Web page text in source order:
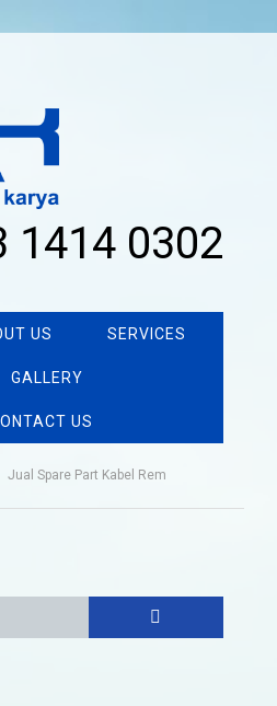
1414 0302
US SERVICES
GALLERY
US
Jual Spare Part Kabel Rem